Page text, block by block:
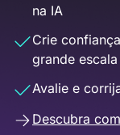
na IA
Crie
grande escala
Avalie e
Descubra